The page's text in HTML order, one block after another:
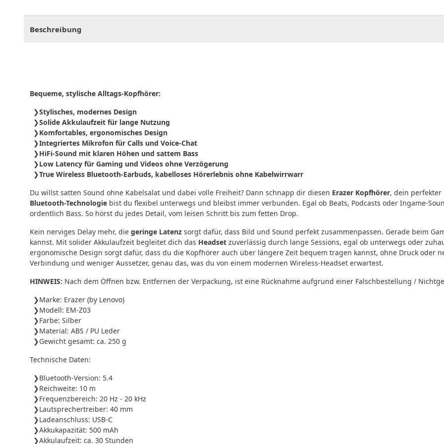
Beschreibung
Bequeme, stylische Alltags-Kopfhörer:
Stylisches, modernes Design
Solide Akkulaufzeit für lange Nutzung
Komfortables, ergonomisches Design
Integriertes Mikrofon für Calls und Voice-Chat
HiFi-Sound mit klaren Höhen und sattem Bass
Low Latency für Gaming und Videos ohne Verzögerung
True Wireless Bluetooth-Earbuds, kabelloses Hörerlebnis ohne Kabelwirrwarr
Du willst satten Sound ohne Kabelsalat und dabei volle Freiheit? Dann schnapp dir diesen Erazer Kopfhörer, dein perfekter
Bluetooth-Technologie bist du flexibel unterwegs und bleibst immer verbunden. Egal ob Beats, Podcasts oder Ingame-
ordentlich Bass. So hörst du jedes Detail, vom leisen Schritt bis zum fetten Drop.
Kein nerviges Delay mehr, die geringe Latenz sorgt dafür, dass Bild und Sound perfekt zusammenpassen. Gerade beim
kannst. Mit solider Akkulaufzeit begleitet dich das Headset zuverlässig durch lange Sessions, egal ob unterwegs oder
ergonomische Design sorgt dafür, dass du die Kopfhörer auch über längere Zeit bequem tragen kannst, ohne Druck oder
Verbindung und weniger Aussetzer, genau das, was du von einem modernen Wireless-Headset erwartest.
HINWEIS: Nach dem Öffnen bzw. Entfernen der Verpackung, ist eine Rücknahme aufgrund einer Falschbestellung /
Marke: Erazer (by Lenovo)
Modell: EM-Z03
Farbe: Silber
Material: ABS / PU Leder
Gewicht gesamt: ca. 250 g
Technische Daten:
Bluetooth-Version: 5.4
Reichweite: 10 m
Frequenzbereich: 20 Hz - 20 kHz
Lautsprechertreiber: 40 mm
Ladeanschluss: USB-C
Akkukapazität: 500 mAh
Akkulaufzeit: ca. 30 Stunden